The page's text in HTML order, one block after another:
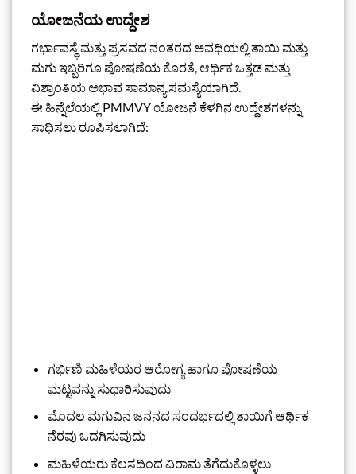
ಯೋಜನೆಯ ಉದ್ದೇಶ
ಗರ್ಭಾವಸ್ಥೆ ಮತ್ತು ಪ್ರಸವದ ನಂತರದ ಅವಧಿಯಲ್ಲಿ ತಾಯಿ ಮತ್ತು
ಮಗು ಇಬ್ಬರಿಗೂ ಪೋಷಣೆಯ ಕೊರತೆ, ಆರ್ಥಿಕ ಒತ್ತಡ ಮತ್ತು
ವಿಶ್ರಾಂತಿಯ ಅಭಾವ ಸಾಮಾನ್ಯ ಸಮಸ್ಯೆಯಾಗಿದೆ.
ಈ ಹಿನ್ನೆಲೆಯಲ್ಲಿ PMMVY ಯೋಜನೆ ಕೆಳಗಿನ ಉದ್ದೇಶಗಳನ್ನು
ಸಾಧಿಸಲು ರೂಪಿಸಲಾಗಿದೆ:
ಗರ್ಭಿಣಿ ಮಹಿಳೆಯರ ಆರೋಗ್ಯ ಹಾಗೂ ಪೋಷಣೆಯ
ಮಟ್ಟವನ್ನು ಸುಧಾರಿಸುವುದು
ಮೊದಲ ಮಗುವಿನ ಜನನದ ಸಂದರ್ಭದಲ್ಲಿ ತಾಯಿಗೆ ಆರ್ಥಿಕ
ನೆರವು ಒದಗಿಸುವುದು
ಮಹಿಳೆಯರು ಕೆಲಸದಿಂದ ವಿರಾಮ ತೆಗೆದುಕೊಳ್ಳಲು